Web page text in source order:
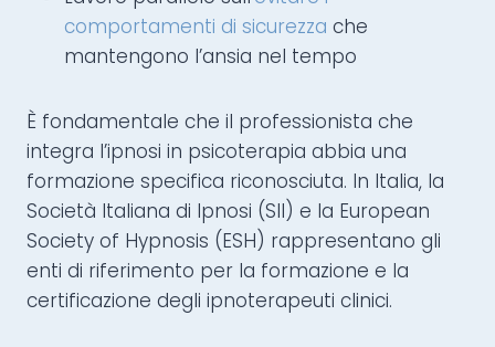
comportamenti di sicurezza che
mantengono l’ansia nel tempo
È fondamentale che il professionista che
integra l’ipnosi in psicoterapia abbia una
formazione specifica riconosciuta. In Italia, la
Società Italiana di Ipnosi (SII) e la European
Society of Hypnosis (ESH) rappresentano gli
enti di riferimento per la formazione e la
certificazione degli ipnoterapeuti clinici.